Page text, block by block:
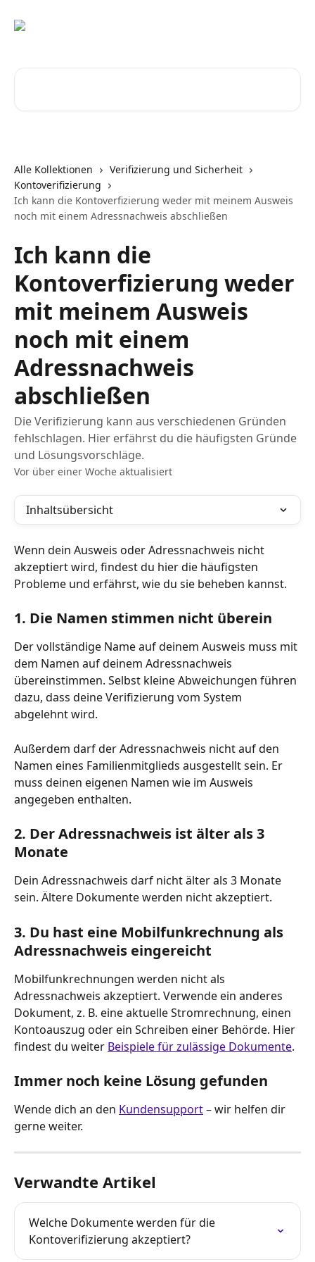
Alle Kollektionen
Verifizierung und Sicherheit
Kontoverifizierung
Ich kann die Kontoverfizierung weder mit meinem Ausweis
noch mit einem Adressnachweis abschließen
Ich kann die
Kontoverfizierung weder
mit meinem Ausweis
noch mit einem
Adressnachweis
abschließen
Die Verifizierung kann aus verschiedenen Gründen
fehlschlagen. Hier erfährst du die häufigsten Gründe
und Lösungsvorschläge.
Vor über einer Woche aktualisiert
Inhaltsübersicht
Wenn dein Ausweis oder Adressnachweis nicht
akzeptiert wird, findest du hier die häufigsten
Probleme und erfährst, wie du sie beheben kannst.
1. Die Namen stimmen nicht überein
Der vollständige Name auf deinem Ausweis muss mit
dem Namen auf deinem Adressnachweis
übereinstimmen. Selbst kleine Abweichungen führen
dazu, dass deine Verifizierung vom System
abgelehnt wird.
Außerdem darf der Adressnachweis nicht auf den
Namen eines Familienmitglieds ausgestellt sein. Er
muss deinen eigenen Namen wie im Ausweis
angegeben enthalten.
2. Der Adressnachweis ist älter als 3
Monate
Dein Adressnachweis darf nicht älter als 3 Monate
sein. Ältere Dokumente werden nicht akzeptiert.
3. Du hast eine Mobilfunkrechnung als
Adressnachweis eingereicht
Mobilfunkrechnungen werden nicht als
Adressnachweis akzeptiert. Verwende ein anderes
Dokument, z. B. eine aktuelle Stromrechnung, einen
Kontoauszug oder ein Schreiben einer Behörde. Hier
findest du weiter Beispiele für zulässige Dokumente.
Immer noch keine Lösung gefunden
Wende dich an den Kundensupport – wir helfen dir
gerne weiter.
Verwandte Artikel
Welche Dokumente werden für die
Kontoverifizierung akzeptiert?